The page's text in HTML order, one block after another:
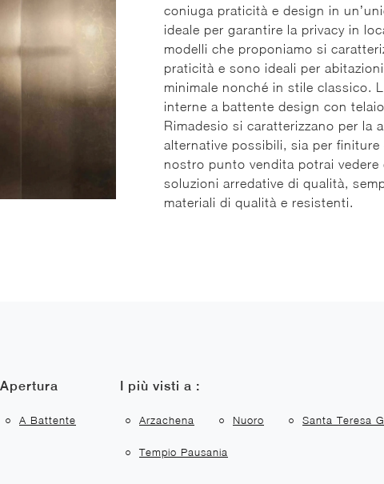
coniuga praticità e design in
ideale per garantire la privacy in
modelli che proponiamo si
praticità e sono ideali per
minimale nonché in stile classico.
interne a battente design con
Rimadesio si caratterizzano per la
alternative possibili, sia per finiture
nostro punto vendita potrai vedere
soluzioni arredative di qualità,
materiali di qualità e resistenti.
Apertura
A Battente
I più visti a :
Arzachena Nuoro Santa Teresa
Tempio Pausania